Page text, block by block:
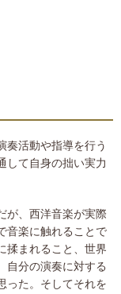
奏活動や指導を行う
して自身の拙い実力
が、西洋音楽が実際
音楽に触れることで
揉まれること、世界
自分の演奏に対する
った。そしてそれを